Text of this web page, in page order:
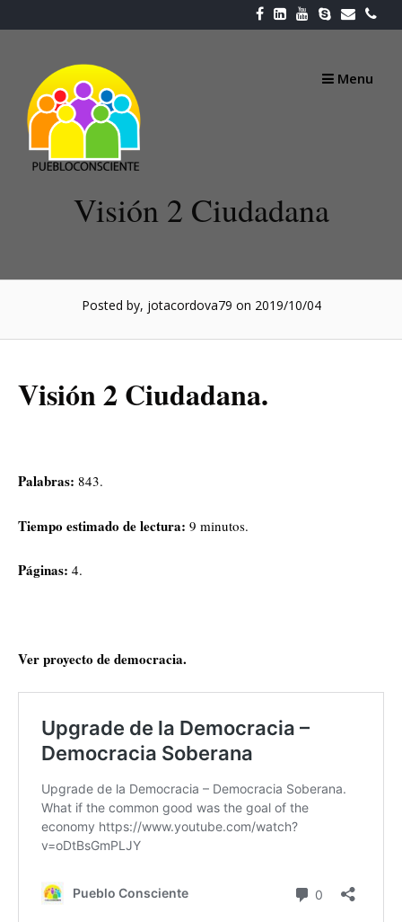
to
Menu
Visión 2 Ciudadana
Posted by, jotacordova79 on 2019/10/04
Visión 2 Ciudadana.
Palabras: 843.
Tiempo estimado de lectura: 9 minutos.
Páginas: 4.
Ver proyecto de democracia.